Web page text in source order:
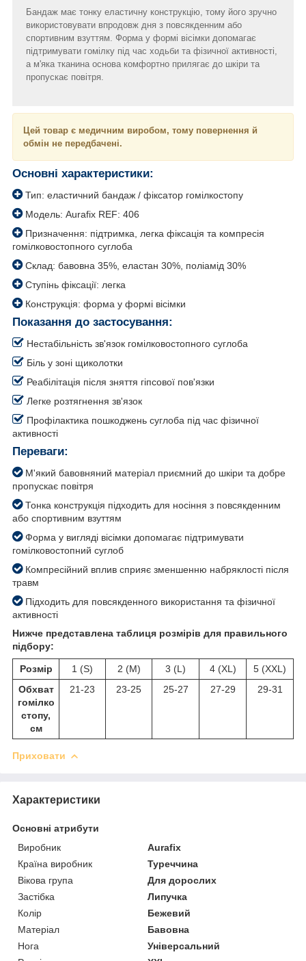
Бандаж має тонку еластичну конструкцію, тому його зручно
використовувати впродовж дня з повсякденним або
спортивним взуттям. Форма у формі вісімки допомагає
підтримувати гомілку під час ходьби та фізичної активності,
а м'яка тканина основа комфортно прилягає до шкіри та
пропускає повітря.
Цей товар є медичним виробом, тому повернення й
обмін не передбачені.
Основні характеристики:
Тип: еластичний бандаж / фіксатор гомілкостопу
Модель: Aurafix REF: 406
Призначення: підтримка, легка фіксація та компресія
гомілковостопного суглоба
Склад: бавовна 35%, еластан 30%, поліамід 30%
Ступінь фіксації: легка
Конструкція: форма у формі вісімки
Показання до застосування:
Нестабільність зв'язок гомілковостопного суглоба
Біль у зоні щиколотки
Реабілітація після зняття гіпсової пов'язки
Легке розтягнення зв'язок
Профілактика пошкоджень суглоба під час фізичної
активності
Переваги:
М'який бавовняний матеріал приємний до шкіри та добре
пропускає повітря
Тонка конструкція підходить для носіння з повсякденним
або спортивним взуттям
Форма у вигляді вісімки допомагає підтримувати
гомілковостопний суглоб
Компресійний вплив сприяє зменшенню набряклості після
травм
Підходить для повсякденного використання та фізичної
активності
Нижче представлена таблиця розмірів для правильного
підбору:
Розмір 1 (S) 2 (M) 3 (L) 4 (XL)
5 (XXL)
Обхват
гомілко
стопу,
см
21-23 23-25 25-27 27-29 29-31
Приховати
Характеристики
Основні атрибути
Виробник
Aurafix
Країна виробник
Туреччина
Вікова група
Для дорослих
Застібка
Липучка
Колір
Бежевий
Матеріал
Бавовна
Нога
Універсальний